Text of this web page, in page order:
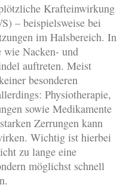
Krafteinwirkung
– beispielsweise bei
im Halsbereich. In
wie Nacken- und
auftreten. Meist
besonderen
Physiotherapie,
sowie Medikamente
Zerrungen kann
Wichtig ist hierbei
zu lange eine
möglichst schnell